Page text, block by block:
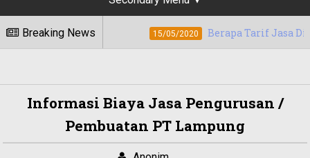
Breaking News15/05/2020 Berapa Tarif Jasa Digital Marketing
Informasi Biaya Jasa Pengurusan /
Pembuatan PT Lampung